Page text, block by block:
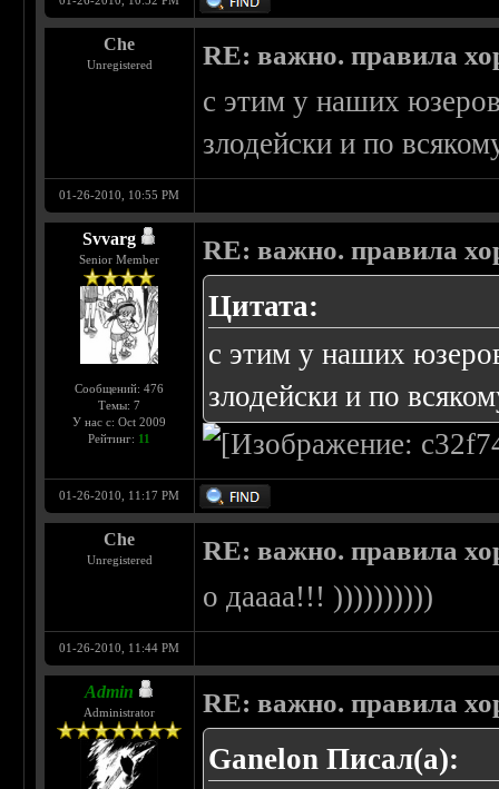
Che
Unregistered RE: важно. правила
с этим у наших
злодейски и по
01-26-2010, 10:55 PM
Svvarg
Senior Member
Сообщений: 476
Темы: 7
У нас с: Oct 2009
Рейтинг: 11
RE: важно. правила
Цитата:
с этим у наших
злодейски и по
01-26-2010, 11:17 PM
Che
Unregistered RE: важно. правила
о даааа!!! ))))))))))
01-26-2010, 11:44 PM
Admin
Administrator RE: важно. правила
Ganelon Писал(а):